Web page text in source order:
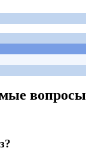
вопросы